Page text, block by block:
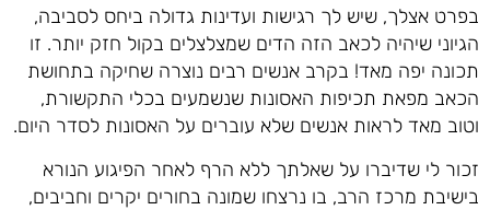
בפרט אצלך, שיש לך רגישות ועדינות גדולה ביחס לסביבה,
הגיוני שיהיה לכאב הזה הדים שמצלצלים בקול חזק יותר. זו
תכונה יפה מאד! בקרב אנשים רבים נוצרה שחיקה בתחושת
הכאב מפאת תכיפות האסונות שנשמעים בכלי התקשורת,
וטוב מאד לראות אנשים שלא עוברים על האסונות לסדר היום.
זכור לי שדיברו על שאלתך ללא הרף לאחר הפיגוע הנורא
בישיבת מרכז הרב, בו נרצחו שמונה בחורים יקרים וחביבים,